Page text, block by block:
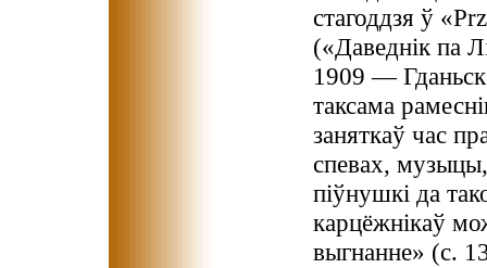
стагоддзя ў
(«Даведнік па
1909 — Гданьск
таксама
заняткаў час
спевах, музыцы,
піўнушкі да
карцёжнікаў
выгнанне» (с.